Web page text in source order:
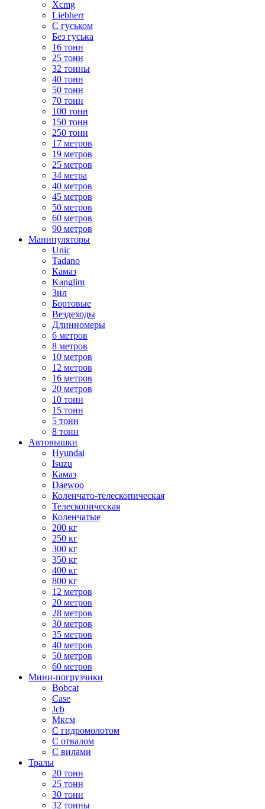
Xcmg
Liebherr
С гуськом
Без гуська
16 тонн
25 тонн
32 тонны
40 тонн
50 тонн
70 тонн
100 тонн
150 тонн
250 тонн
17 метров
19 метров
25 метров
34 метра
40 метров
45 метров
50 метров
60 метров
90 метров
Манипуляторы
Unic
Tadano
Камаз
Kanglim
Зил
Бортовые
Вездеходы
Длинномеры
6 метров
8 метров
10 метров
12 метров
16 метров
20 метров
10 тонн
15 тонн
5 тонн
8 тонн
Автовышки
Hyundai
Isuzu
Камаз
Daewoo
Коленчато-телескопическая
Телескопическая
Коленчатые
200 кг
250 кг
300 кг
350 кг
400 кг
800 кг
12 метров
20 метров
28 метров
30 метров
35 метров
40 метров
50 метров
60 метров
Мини-погрузчики
Bobcat
Case
Jcb
Мксм
С гидромолотом
С отвалом
С вилами
Тралы
20 тонн
25 тонн
30 тонн
32 тонны